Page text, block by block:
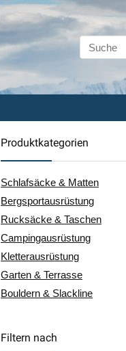
Produktkategorien
Schlafsäcke & Matten
Bergsportausrüstung
Rucksäcke & Taschen
Campingausrüstung
Kletterausrüstung
Garten & Terrasse
Bouldern & Slackline
Filtern nach